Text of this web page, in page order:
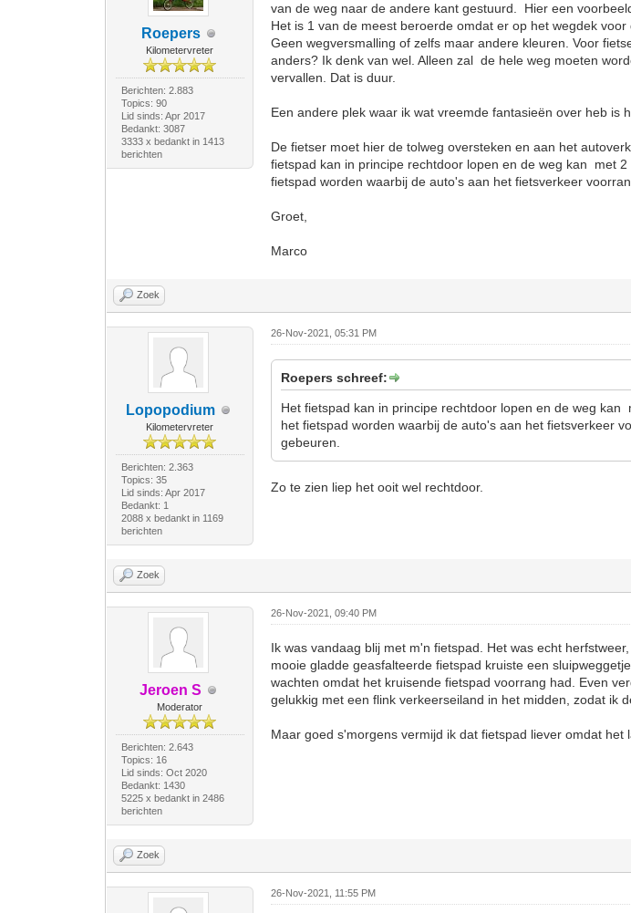
Roepers
Kilometervreter
Berichten: 2.883
Topics: 90
Lid sinds: Apr 2017
Bedankt: 3087
3333 x bedankt in 1413
berichten
van de weg naar de andere kant gestuurd. Hier een
Het is 1 van de meest beroerde omdat er op het wegdek
Geen wegversmalling of zelfs maar andere kleuren. Voor
anders? Ik denk van wel. Alleen zal de hele weg moeten
vervallen. Dat is duur.
Een andere plek waar ik wat vreemde fantasieën over heb is
De fietser moet hier de tolweg oversteken en aan het
fietspad kan in principe rechtdoor lopen en de weg kan met
fietspad worden waarbij de auto's aan het fietsverkeer
Groet,
Marco
Zoek
Lopopodium
Kilometervreter
Berichten: 2.363
Topics: 35
Lid sinds: Apr 2017
Bedankt: 1
2088 x bedankt in 1169
berichten
26-Nov-2021, 05:31 PM
Roepers schreef:
Het fietspad kan in principe rechtdoor lopen en de weg
het fietspad worden waarbij de auto's aan het fietsverkeer
gebeuren.
Zo te zien liep het ooit wel rechtdoor.
Zoek
Jeroen S
Moderator
Berichten: 2.643
Topics: 16
Lid sinds: Oct 2020
Bedankt: 1430
5225 x bedankt in 2486
berichten
26-Nov-2021, 09:40 PM
Ik was vandaag blij met m'n fietspad. Het was echt
mooie gladde geasfalteerde fietspad kruiste een
wachten omdat het kruisende fietspad voorrang had. Even
gelukkig met een flink verkeerseiland in het midden, zodat ik
Maar goed s'morgens vermijd ik dat fietspad liever omdat het
Zoek
26-Nov-2021, 11:55 PM